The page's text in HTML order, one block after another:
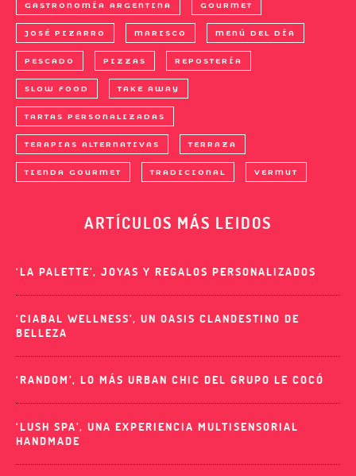
GASTRONOMÍA ARGENTINA GOURMET
JOSÉ PIZARRO MARISCO MENÚ DEL DÍA
PESCADO PIZZAS REPOSTERÍA
SLOW FOOD TAKE AWAY
TARTAS PERSONALIZADAS
TERAPIAS ALTERNATIVAS TERRAZA
TIENDA GOURMET TRADICIONAL VERMUT
ARTÍCULOS MÁS LEIDOS
‘LA PALETTE’, JOYAS Y REGALOS PERSONALIZADOS
‘CIABAL WELLNESS’, UN OASIS CLANDESTINO DE
BELLEZA
‘RANDOM’, LO MÁS URBAN CHIC DEL GRUPO LE COCÓ
‘LUSH SPA’, UNA EXPERIENCIA MULTISENSORIAL
HANDMADE